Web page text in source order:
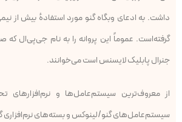
داشت. به ادعای وبگاه گنو مورد استفادهٔ بیش از نیمی
گرفته‌است. عموماً این پروانه را به نام جی‌پی‌ال
جنرال پابلیک لایسنس است می‌خوانند.
از معروف‌ترین سیستم‌عامل‌ها و نرم‌افزارهای
سیستم‌عامل‌های گنو/لینوکس و بسته‌های نرم‌افزاری